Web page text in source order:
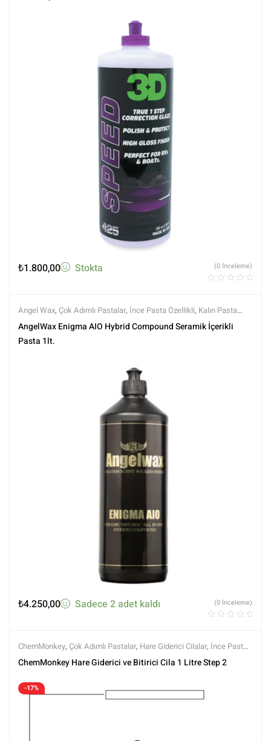
₺1.800,00 Stokta (0 İnceleme)
Angel Wax, Çok Adımlı Pastalar, İnce Pasta Özellikli, Kalın Pasta
özellikli,Koruma Özellikli ,Markalar,Polisaj,Polisaj ve Parlatma,
Ürünler ,Tüm Ürünler
AngelWax Enigma AIO Hybrid Compound Seramik İçerikli
Pasta 1lt.
₺4.250,00 Sadece 2 adet kaldı (0 İnceleme)
ChemMonkey, Çok Adımlı Pastalar, Hare Giderici Cilalar, İnce Pasta
Özellikli,İnce ve Arakat Pastalar, Koruma Özellikli ,Markalar,Polisaj
ChemMonkey Hare Giderici ve Bitirici Cila 1 Litre Step 2
-17%